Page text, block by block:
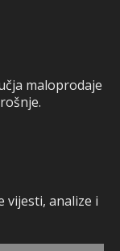
maloprodaje
vijesti, analize i